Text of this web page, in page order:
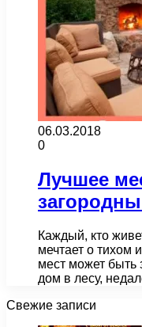
06.03.2018
0
Лучшее
Каждый, кто
мечтает о тихом
мест может
дом в лесу,
Свежие записи